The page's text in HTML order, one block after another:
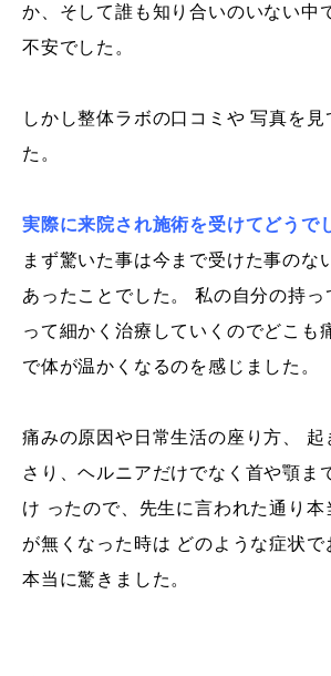
か、そして誰も知り合いのいない中
不安でした。
しかし整体ラボの口コミや 写真を見
た。
実際に来院され施術を受けてどうで
まず驚いた事は今まで受けた事のな
あったことでした。 私の自分の持っ
って細かく治療していくのでどこも
で体が温かくなるのを感じました。
痛みの原因や日常生活の座り方、 起
さり、ヘルニアだけでなく首や顎ま
け ったので、先生に言われた通り本
が無くなった時は どのような症状
本当に驚きました。